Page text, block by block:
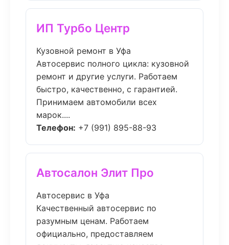
ИП Турбо Центр
Кузовной ремонт в Уфа
Автосервис полного цикла: кузовной
ремонт и другие услуги. Работаем
быстро, качественно, с гарантией.
Принимаем автомобили всех
марок....
Телефон: +7 (991) 895-88-93
Автосалон Элит Про
Автосервис в Уфа
Качественный автосервис по
разумным ценам. Работаем
официально, предоставляем